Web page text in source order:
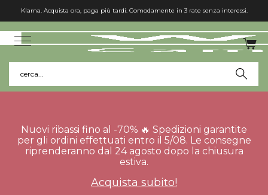
Klarna. Acquista ora, paga più tardi. Comodamente in 3 rate senza interessi.
cerca...
Nuovi ribassi fino al -70% 🔥 Spedizioni garantite
per gli ordini effettuati entro il 5/08. Le consegne
riprenderanno dal 24 agosto dopo la chiusura
estiva.
Acquista subito!